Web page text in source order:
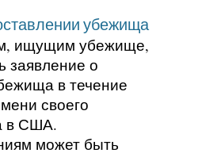
убежища
ищущим убежище,
заявление о
в течение
своего
в США.
может быть